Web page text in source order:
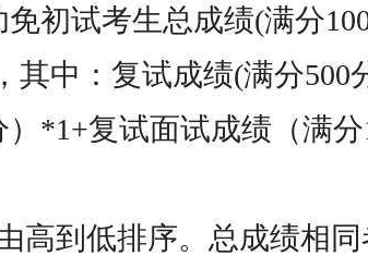
免初试考生总成绩(满分
其中：复试成绩(满分500
）*1+复试面试成绩（满分
高到低排序。总成绩相